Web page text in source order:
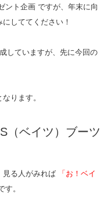
ント企画 ですが、年末に向
しててください！
していますが、先に今回の
ります。
（ベイツ）ブーツ
見る人がみれば 「お！ベイ
。